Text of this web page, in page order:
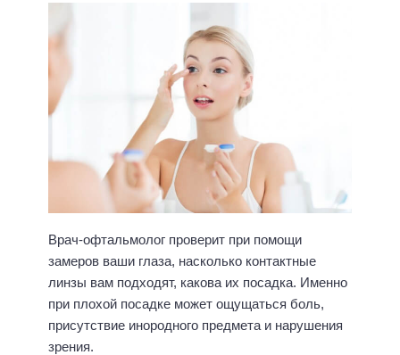
Врач-офтальмолог проверит при помощи
замеров ваши глаза, насколько контактные
линзы вам подходят, какова их посадка. Именно
при плохой посадке может ощущаться боль,
присутствие инородного предмета и нарушения
зрения.